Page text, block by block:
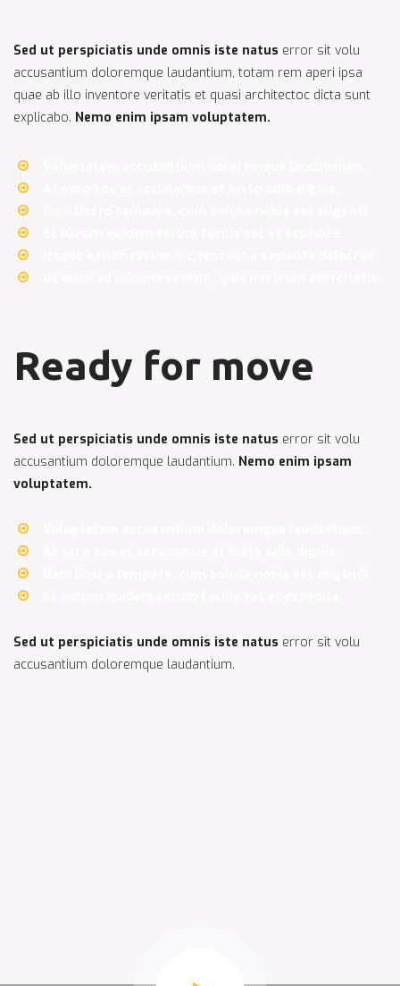
Sed ut perspiciatis unde omnis iste natus error sit volu
accusantium doloremque laudantium, totam rem aperi ipsa
quae ab illo inventore veritatis et quasi architectoc dicta sunt
explicabo. Nemo enim ipsam voluptatem.
Ready for move
Sed ut perspiciatis unde omnis iste natus error sit volu
accusantium doloremque laudantium. Nemo enim ipsam
voluptatem.
Sed ut perspiciatis unde omnis iste natus error sit volu
accusantium doloremque laudantium.